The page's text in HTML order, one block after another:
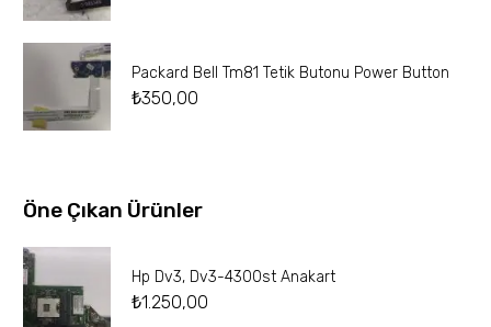
Packard Bell Tm81 Tetik Butonu Power Button
₺350,00
Öne Çıkan Ürünler
Hp Dv3, Dv3-4300st Anakart
₺1.250,00